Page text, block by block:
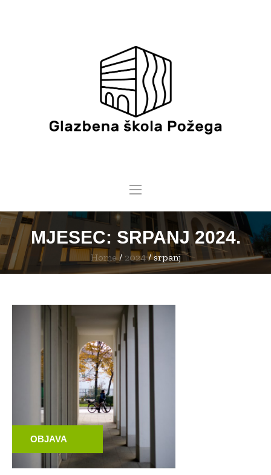
MJESEC: SRPANJ 2024.
Home / 2024 /srpanj
OBJAVA